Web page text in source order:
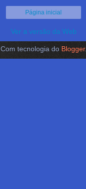
Página inicial
Ver a versão da Web
Com tecnologia do Blogger.